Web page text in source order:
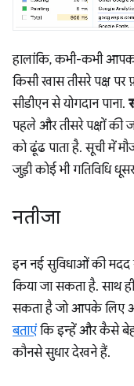
हालांकि, कभी-कभी
किसी खास तीसरे पक्ष
सीडीएन से योगदान पाना.
पहले और तीसरे पक्षों की
को ढूंढ पाता है. सूची में
जुड़ी कोई भी गतिविधि
नतीजा
इन नई सुविधाओं की मदद
किया जा सकता है. साथ
सकता है जो आपके लिए
बताएंकि इन्हें और कैसे
कौनसे सुधार देखने हैं.